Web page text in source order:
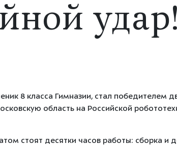
удар!
8 класса Гимназии, стал победителем
область на Российской
стоят десятки часов работы: сборка и